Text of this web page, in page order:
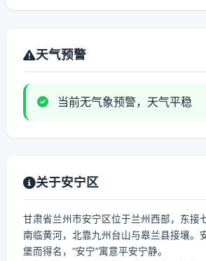
天气预警
当前无气象预警，天气平稳
关于安宁区
甘肃省兰州市安宁区位于兰州西部，东接
南临黄河，北靠九州台山与皋兰县接壤。
堡而得名，“安宁”寓意平安宁静。